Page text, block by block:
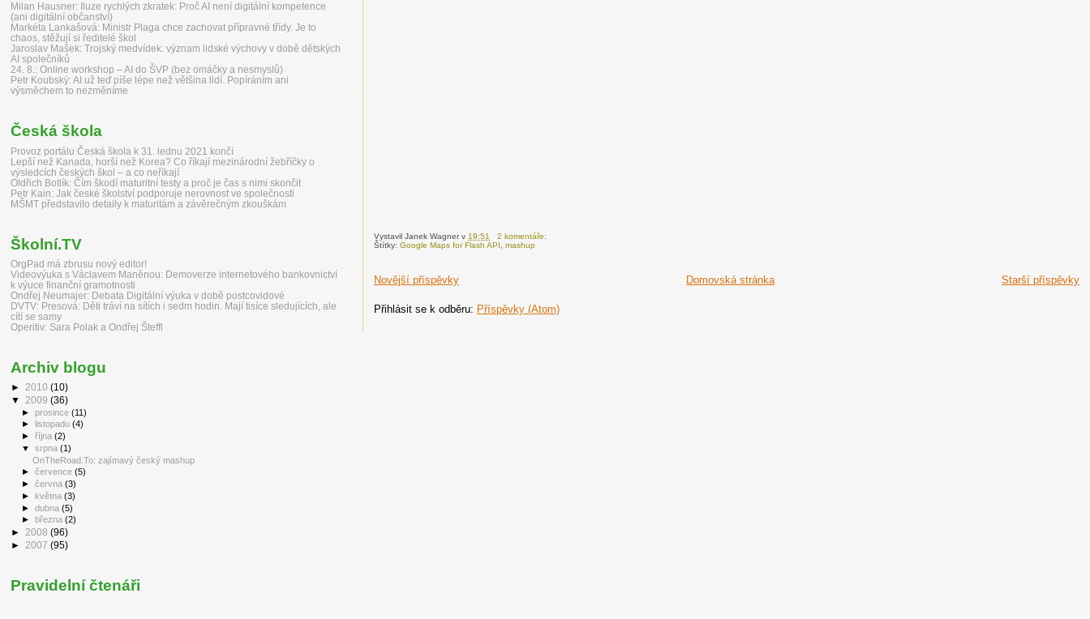
VystavilJanek Wagner v 19:51
2 komentáře:
Štítky:Google Maps for Flash API ,mashup
Novější příspěvky Starší příspěvky
Domovská stránka
Přihlásit se k odběru: Příspěvky (Atom)
Milan Hausner: Iluze rychlých zkratek: Proč AI není digitální kompetence
(ani digitální občanství)
Markéta Lankašová: Ministr Plaga chce zachovat přípravné třídy. Je to
chaos, stěžují si ředitelé škol
Jaroslav Mašek: Trojský medvídek: význam lidské výchovy v době dětských
AI společníků
24. 8.: Online workshop – AI do ŠVP (bez omáčky a nesmyslů)
Petr Koubský: AI už teď píše lépe než většina lidí. Popíráním ani
výsměchem to nezměníme
Česká škola
Provoz portálu Česká škola k 31. lednu 2021 končí
Lepší než Kanada, horší než Korea? Co říkají mezinárodní žebříčky o
výsledcích českých škol – a co neříkají
Oldřich Botlík: Čím škodí maturitní testy a proč je čas s nimi skončit
Petr Kain: Jak české školství podporuje nerovnost ve společnosti
MŠMT představilo detaily k maturitám a závěrečným zkouškám
Školní.TV
OrgPad má zbrusu nový editor!
Videovýuka s Václavem Maněnou: Demoverze internetového bankovnictví
k výuce finanční gramotnosti
Ondřej Neumajer: Debata Digitální výuka v době postcovidové
DVTV: Presová: Děti tráví na sítích i sedm hodin. Mají tisíce sledujících, ale
cítí se samy
Operitiv: Sara Polak a Ondřej Šteffl
Archiv blogu
► 2010 (10)
▼ 2009 (36)
►prosince(11)
►
listopadu(4)
►října(2)
▼srpna(1)
OnTheRoad.To: zajímavý český mashup
►července(5)
►června(3)
►května(3)
►dubna(5)
► března(2)
► 2008 (96)
► 2007 (95)
Pravidelní čtenáři